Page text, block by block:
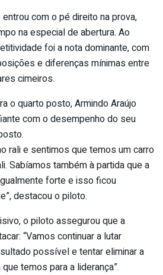
com o pé direito na prova,
na especial de abertura. Ao
foi a nota dominante, com
e diferenças mínimas entre
cimeiros.
o quarto posto, Armindo Araújo
com o desempenho do seu
rali e sentimos que temos um carro
Sabíamos também à partida que a
forte e isso ficou
destacou o piloto.
o piloto assegurou que a
“Vamos continuar a lutar
possível e tentar eliminar a
temos para a liderança”.